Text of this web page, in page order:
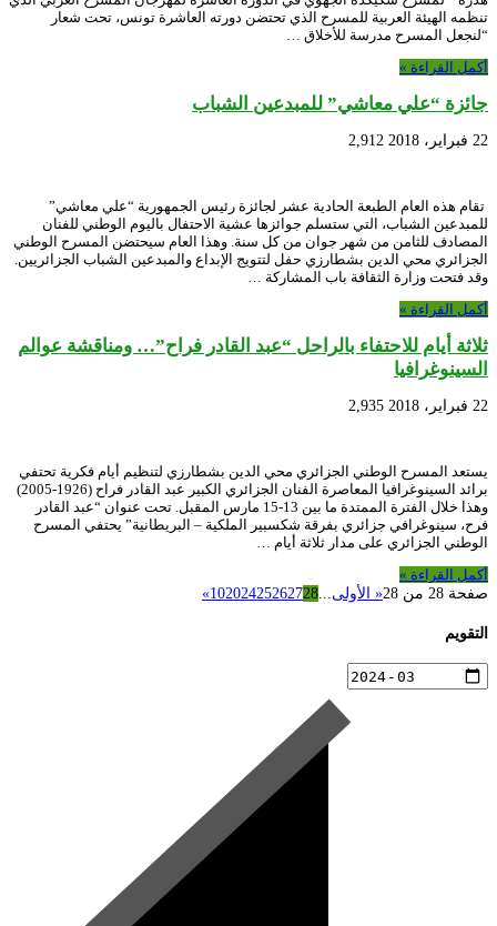
تنظمه الهيئة العربية للمسرح الذي تحتضن دورته العاشرة تونس، تحت شعار
“لنجعل المسرح مدرسة للأخلاق …
أكمل القراءة »
جائزة “علي معاشي” للمبدعين الشباب
22 فبراير، 2018 2,912
تقام هذه العام الطبعة الحادية عشر لجائزة رئيس الجمهورية “علي معاشي”
للمبدعين الشباب، التي ستسلم جوائزها عشية الاحتفال باليوم الوطني للفنان
المصادف للثامن من شهر جوان من كل سنة. وهذا العام سيحتضن المسرح الوطني
الجزائري محي الدين بشطارزي حفل لتتويج الإبداع والمبدعين الشباب الجزائريين.
وقد فتحت وزارة الثقافة باب المشاركة …
أكمل القراءة »
ثلاثة أيام للاحتفاء بالراحل “عبد القادر فراح”… ومناقشة عوالم
السينوغرافيا
22 فبراير، 2018 2,935
يستعد المسرح الوطني الجزائري محي الدين بشطارزي لتنظيم أيام فكرية تحتفي
برائد السينوغرافيا المعاصرة الفنان الجزائري الكبير عبد القادر فراح (1926-2005)
وهذا خلال الفترة الممتدة ما بين 13-15 مارس المقبل. تحت عنوان “عبد القادر
فرح، سينوغرافي جزائري بفرقة شكسبير الملكية – البريطانية” يحتفي المسرح
الوطني الجزائري على مدار ثلاثة أيام …
أكمل القراءة »
صفحة 28 من 28
« الأولى...
10202425262728
»
التقويم